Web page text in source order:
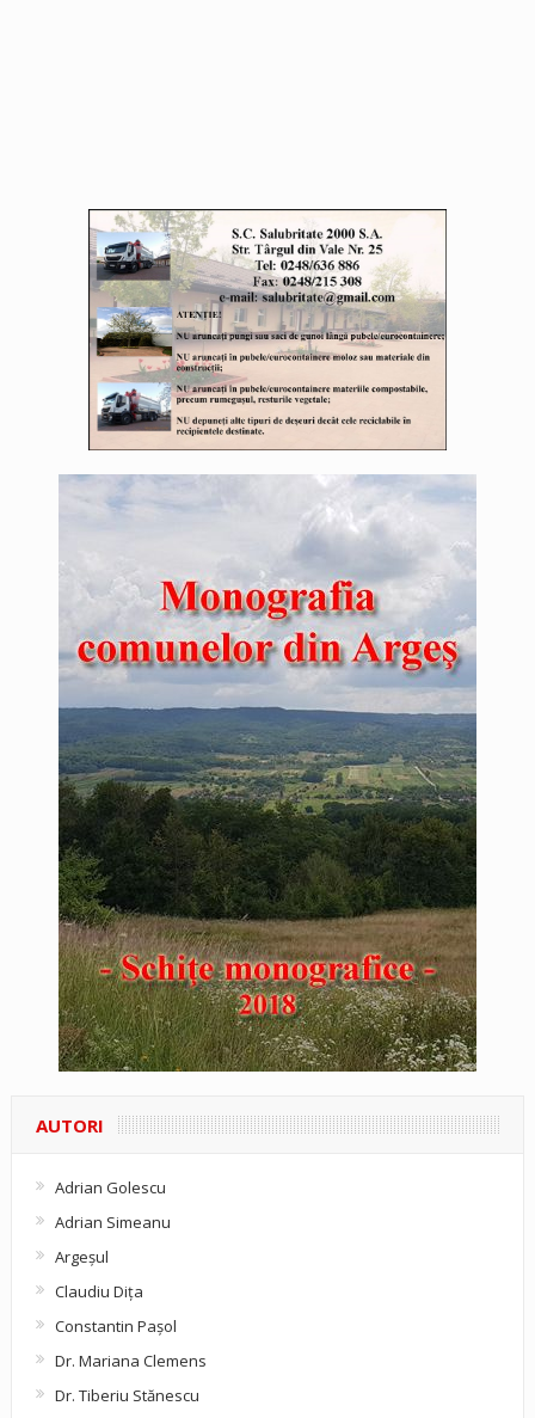
AUTORI
Adrian Golescu
Adrian Simeanu
Argeşul
Claudiu Diţa
Constantin Pașol
Dr. Mariana Clemens
Dr. Tiberiu Stănescu